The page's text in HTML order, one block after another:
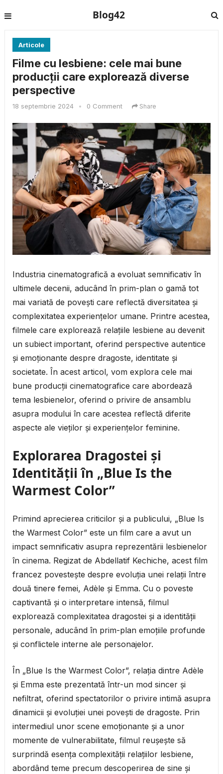
Blog42
Articole
Filme cu lesbiene: cele mai bune
producții care explorează diverse
perspective
18 septembrie 2024 • 0 Comment Share
Industria cinematografică a evoluat semnificativ în
ultimele decenii, aducând în prim-plan o gamă tot
mai variată de povești care reflectă diversitatea și
complexitatea experiențelor umane. Printre acestea,
filmele care explorează relațiile lesbiene au devenit
un subiect important, oferind perspective autentice
și emoționante despre dragoste, identitate și
societate. În acest articol, vom explora cele mai
bune producții cinematografice care abordează
tema lesbienelor, oferind o privire de ansamblu
asupra modului în care acestea reflectă diferite
aspecte ale vieților și experiențelor feminine.
Explorarea Dragostei și
Identității în „Blue Is the
Warmest Color”
Primind aprecierea criticilor și a publicului, „Blue Is
the Warmest Color” este un film care a avut un
impact semnificativ asupra reprezentării lesbienelor
în cinema. Regizat de Abdellatif Kechiche, acest film
francez povestește despre evoluția unei relații între
două tinere femei, Adèle și Emma. Cu o poveste
captivantă și o interpretare intensă, filmul
explorează complexitatea dragostei și a identității
personale, aducând în prim-plan emoțiile profunde
și conflictele interne ale personajelor.
În „Blue Is the Warmest Color”, relația dintre Adèle
și Emma este prezentată într-un mod sincer și
nefiltrat, oferind spectatorilor o privire intimă asupra
dinamicii și evoluției unei povești de dragoste. Prin
intermediul unor scene emoționante și a unor
momente de vulnerabilitate, filmul reușește să
surprindă esența complexității relațiilor lesbiene,
abordând teme precum descoperirea de sine și